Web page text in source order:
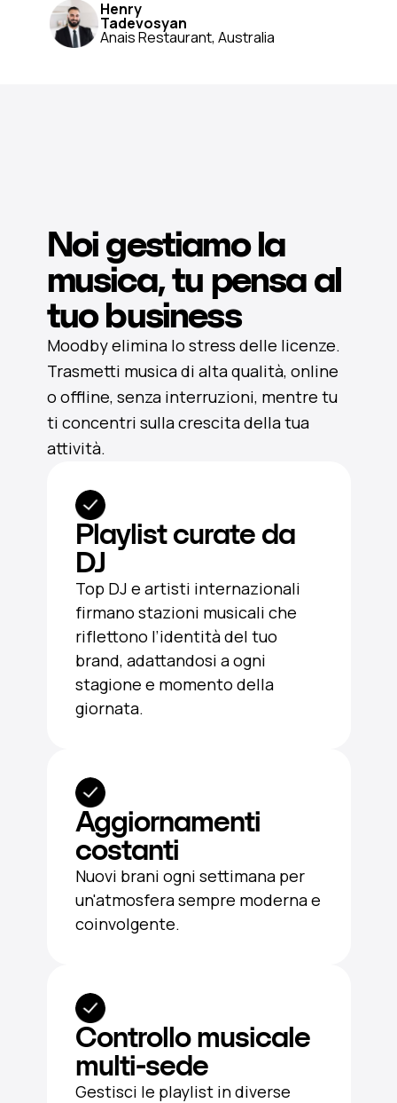
Henry
Tadevosyan
Anais Restaurant, Australia
Noi gestiamo la
musica, tu pensa al
tuo business
Moodby elimina lo stress delle licenze.
Trasmetti musica di alta qualità, online
o offline, senza interruzioni, mentre tu
ti concentri sulla crescita della tua
attività.
Playlist curate da
DJ
Top DJ e artisti internazionali
firmano stazioni musicali che
riflettono l’identità del tuo
brand, adattandosi a ogni
stagione e momento della
giornata.
Aggiornamenti
costanti
Nuovi brani ogni settimana per
un'atmosfera sempre moderna e
coinvolgente.
Controllo musicale
multi-sede
Gestisci le playlist in diverse